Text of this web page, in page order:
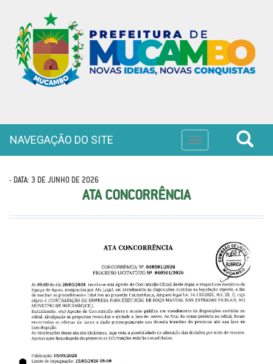
Toggle
navigation
NAVEGAÇÃO DO SITE
- DATA: 3 DE JUNHO DE 2026
ATA CONCORRÊNCIA